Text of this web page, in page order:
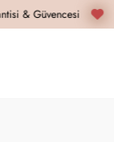
& Güvencesi